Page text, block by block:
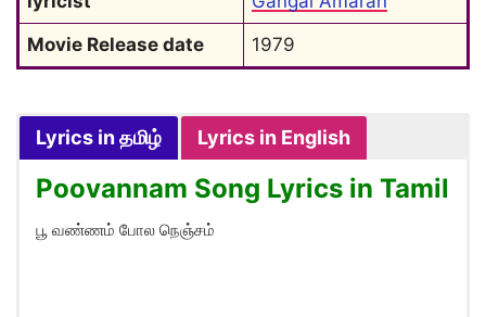
Movie Release date
1979
Lyrics in தமிழ் Lyrics in English
Poovannam Song Lyrics in Tamil
பூ வண்ணம் போல நெஞ்சம்